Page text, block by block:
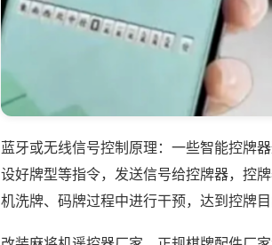
蓝牙或无线信号控制原理：一些智能控牌
设好牌型等指令，发送信号给控牌器，控
机洗牌、码牌过程中进行干预，达到控牌目